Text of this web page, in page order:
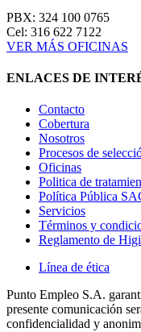
PBX: 324 100 0765
Cel: 316 622 7122
VER MÁS OFICINAS
ENLACES DE
Contacto
Cobertura
Nosotros
Procesos de
Oficinas
Politica de
Política Pública
Servicios
Términos y
Reglamento de
Línea de ética
Punto Empleo S.A.
presente comunicación
confidencialidad y